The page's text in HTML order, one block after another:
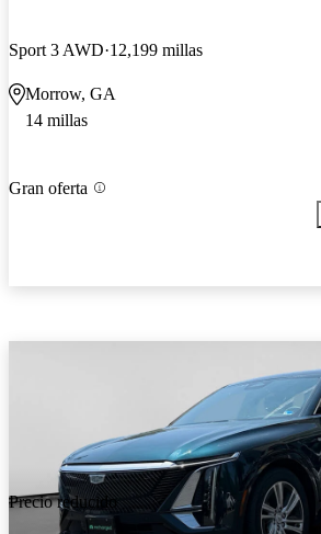
Sport 3 AWD 12,199 millas
Morrow, GA
14 millas
Gran oferta
Precio reducido